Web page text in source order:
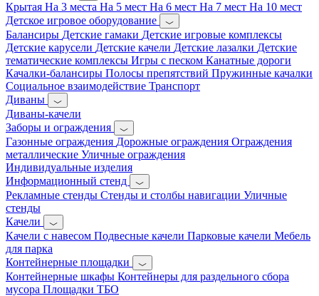
Крытая На 3 места На 5 мест На 6 мест На 7 мест На 10 мест
Детское игровое оборудование
Балансиры Детские гамаки Детские игровые комплексы
Детские карусели Детские качели Детские лазалки Детские
тематические комплексы Игры с песком Канатные дороги
Качалки-балансиры Полосы препятствий Пружинные качалки
Социальное взаимодействие Транспорт
Диваны
Диваны-качели
Заборы и ограждения
Газонные ограждения Дорожные ограждения Ограждения
металлические Уличные ограждения
Индивидуальные изделия
Информационный стенд
Рекламные стенды Стенды и столбы навигации Уличные
стенды
Качели
Качели с навесом Подвесные качели Парковые качели Мебель
для парка
Контейнерные площадки
Контейнерные шкафы Контейнеры для раздельного сбора
мусора Площадки ТБО